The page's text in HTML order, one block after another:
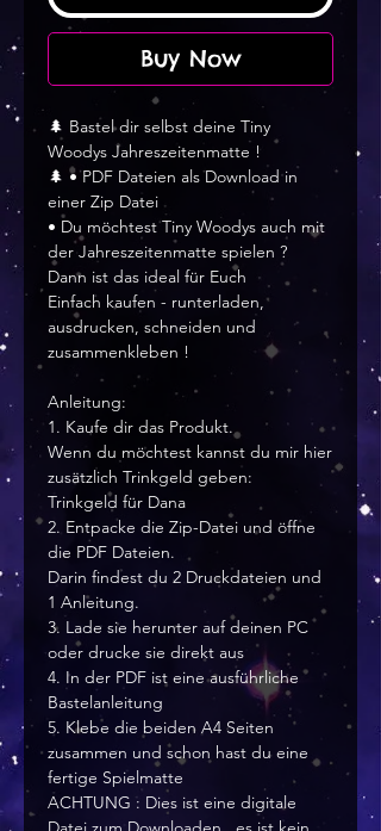
Buy Now
🌲 Bastel dir selbst deine Tiny
Woodys Jahreszeitenmatte !
🌲 • PDF Dateien als Download in
einer Zip Datei
• Du möchtest Tiny Woodys auch mit
der Jahreszeitenmatte spielen ?
Dann ist das ideal für Euch
Einfach kaufen - runterladen,
ausdrucken, schneiden und
zusammenkleben !
Anleitung:
1. Kaufe dir das Produkt.
Wenn du möchtest kannst du mir hier
zusätzlich Trinkgeld geben:
Trinkgeld für Dana
2. Entpacke die Zip-Datei und öffne
die PDF Dateien.
Darin findest du 2 Druckdateien und
1 Anleitung.
3. Lade sie herunter auf deinen PC
oder drucke sie direkt aus
4. In der PDF ist eine ausführliche
Bastelanleitung
5. Klebe die beiden A4 Seiten
zusammen und schon hast du eine
fertige Spielmatte
ACHTUNG : Dies ist eine digitale